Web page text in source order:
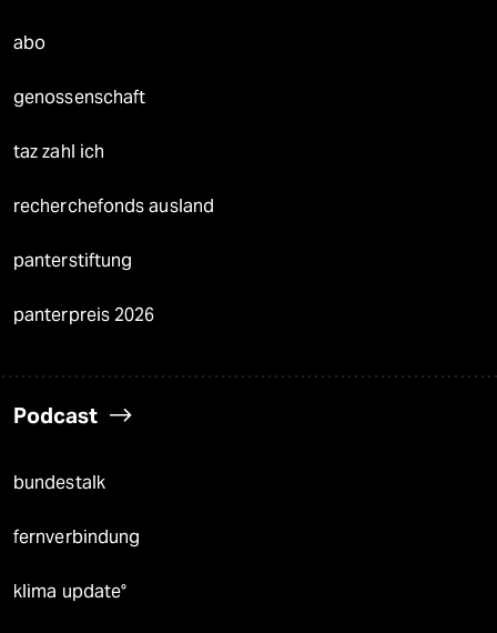
abo
genossenschaft
taz zahl ich
recherchefonds ausland
panterstiftung
panterpreis 2026
Podcast
bundestalk
fernverbindung
klima update°